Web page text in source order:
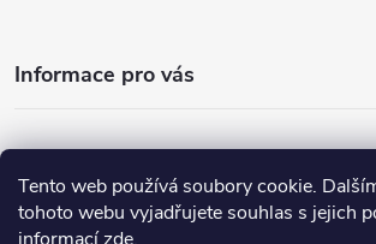
Tento web používá soubory cookie.
tohoto webu vyjadřujete souhlas s jejich
Informace pro vás
Nejhledanější